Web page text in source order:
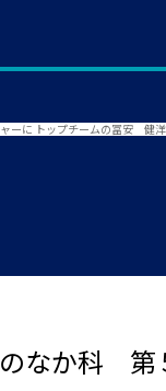
ーに トップチームの冨安 健
なか科 第